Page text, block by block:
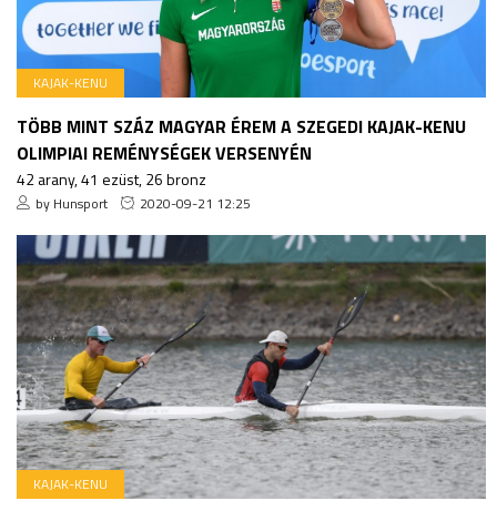
KAJAK-KENU
TÖBB MINT SZÁZ MAGYAR ÉREM A SZEGEDI KAJAK-KENU
OLIMPIAI REMÉNYSÉGEK VERSENYÉN
42 arany, 41 ezüst, 26 bronz
by Hunsport 2020-09-21 12:25
KAJAK-KENU